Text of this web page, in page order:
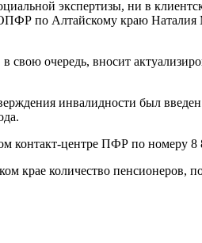
экспертизы, ни в
по Алтайскому краю
свою очередь, вносит
инвалидности был
центре ПФР по номеру 8
крае количество